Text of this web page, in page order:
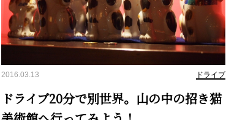
2016.03.13 ドライブ
ドライブ20分で別世界。山の中の招き猫